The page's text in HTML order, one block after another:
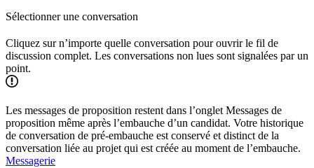
Sélectionner une conversation
Cliquez sur n’importe quelle conversation pour ouvrir le fil de
discussion complet. Les conversations non lues sont signalées par un
point.
Les messages de proposition restent dans l’onglet Messages de
proposition même après l’embauche d’un candidat. Votre historique
de conversation de pré-embauche est conservé et distinct de la
conversation liée au projet qui est créée au moment de l’embauche.
Messagerie